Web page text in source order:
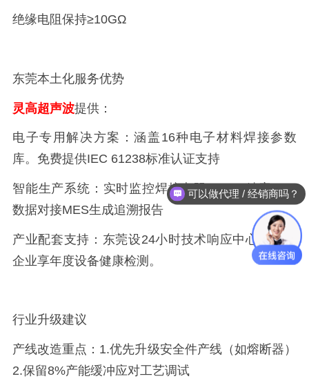
绝缘电阻保持≥10GΩ
东莞本土化服务优势
灵高超声波提供：
电子专用解决方案：涵盖 16种电子材料焊接参数
库。 免费提供IEC 61238标准认证支持
智能生产系统：实时监控焊接电阻（±1%精度）。
数据对接MES生成追溯报告
产业配套支持： 东莞设24小时技术响应中心 。本地
企业享年度设备健康检测 。
行业升级建议
产线改造重点： 1.优先升级安全件产线（如熔断器）
2.保留8%产能缓冲应对工艺调试
可以做代理 / 经销商吗？